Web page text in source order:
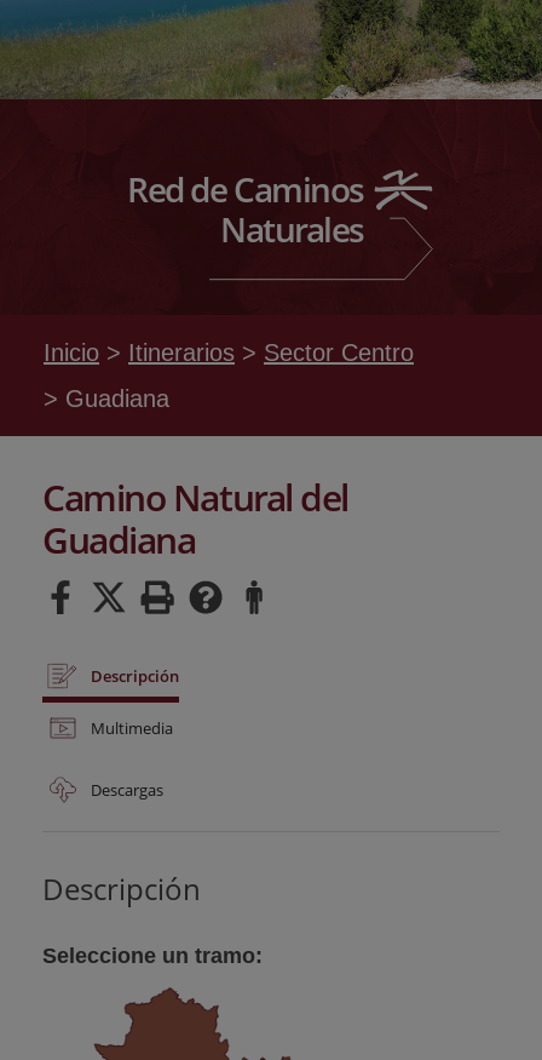
Red de Caminos
Naturales
Inicio Itinerarios
Sector Centro
Guadiana
Camino Natural del
Guadiana
Descripción
Multimedia
Descargas
Descripción
Seleccione un tramo: